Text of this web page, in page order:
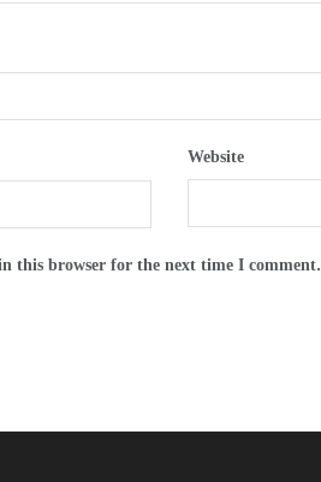
Website
this browser for the next time I comment.